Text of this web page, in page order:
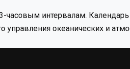
часовым интервалам.
управления океанических и